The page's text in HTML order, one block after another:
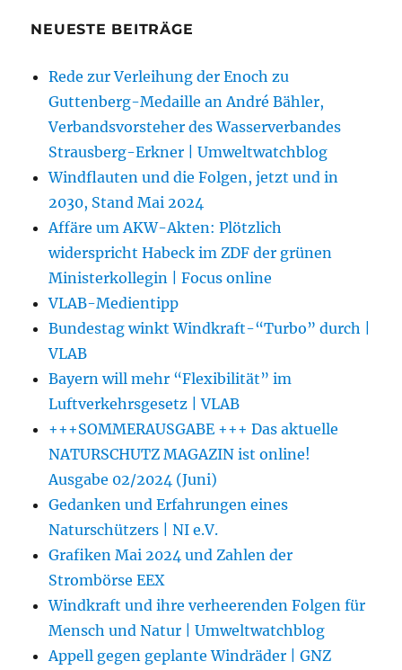
NEUESTE BEITRÄGE
Rede zur Verleihung der Enoch zu
Guttenberg-Medaille an André Bähler,
Verbandsvorsteher des Wasserverbandes
Strausberg-Erkner | Umweltwatchblog
Windflauten und die Folgen, jetzt und in
2030, Stand Mai 2024
Affäre um AKW-Akten: Plötzlich
widerspricht Habeck im ZDF der grünen
Ministerkollegin | Focus online
VLAB-Medientipp
Bundestag winkt Windkraft-“Turbo” durch |
VLAB
Bayern will mehr “Flexibilität” im
Luftverkehrsgesetz | VLAB
+++SOMMERAUSGABE +++ Das aktuelle
NATURSCHUTZ MAGAZIN ist online!
Ausgabe 02/2024 (Juni)
Gedanken und Erfahrungen eines
Naturschützers | NI e.V.
Grafiken Mai 2024 und Zahlen der
Strombörse EEX
Windkraft und ihre verheerenden Folgen für
Mensch und Natur | Umweltwatchblog
Appell gegen geplante Windräder | GNZ